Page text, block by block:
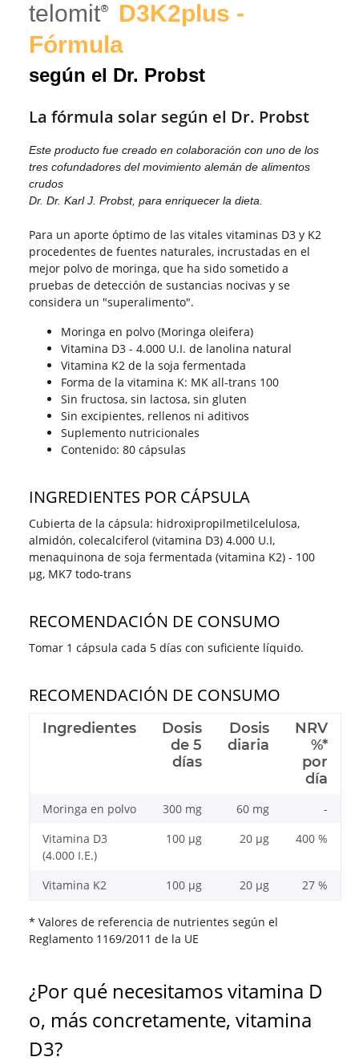
telomit® D3K2plus -
Fórmula
según el Dr. Probst
La fórmula solar según el Dr. Probst
Este producto fue creado en colaboración con uno de los
tres cofundadores del movimiento alemán de alimentos
crudos
Dr. Dr. Karl J. Probst, para enriquecer la dieta.
Para un aporte óptimo de las vitales vitaminas D3 y K2
procedentes de fuentes naturales, incrustadas en el
mejor polvo de moringa, que ha sido sometido a
pruebas de detección de sustancias nocivas y se
considera un "superalimento".
Moringa en polvo (Moringa oleifera)
Vitamina D3 - 4.000 U.I. de lanolina natural
Vitamina K2 de la soja fermentada
Forma de la vitamina K: MK all-trans 100
Sin fructosa, sin lactosa, sin gluten
Sin excipientes, rellenos ni aditivos
Suplemento nutricionales
Contenido: 80 cápsulas
INGREDIENTES POR CÁPSULA
Cubierta de la cápsula: hidroxipropilmetilcelulosa,
almidón, colecalciferol (vitamina D3) 4.000 U.I,
menaquinona de soja fermentada (vitamina K2) - 100
µg, MK7 todo-trans
RECOMENDACIÓN DE CONSUMO
Tomar 1 cápsula cada 5 días con suficiente líquido.
RECOMENDACIÓN DE CONSUMO
Ingredientes
Dosis
de 5
días
Dosis
diaria
NRV
%*
por
día
Moringa en polvo 300 mg 60 mg
-
Vitamina D3
(4.000 I.E.)
100 µg 20 µg 400 %
Vitamina K2 100 µg 20 µg 27 %
* Valores de referencia de nutrientes según el
Reglamento 1169/2011 de la UE
¿Por qué necesitamos vitamina D
o, más concretamente, vitamina
D3?